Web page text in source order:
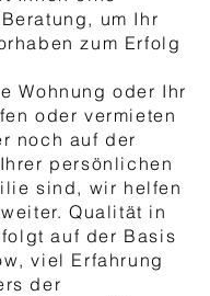
um Ihr
zum Erfolg
Wohnung oder Ihr
oder vermieten
noch auf der
persönlichen
sind, wir helfen
Qualität in
auf der Basis
viel Erfahrung
der